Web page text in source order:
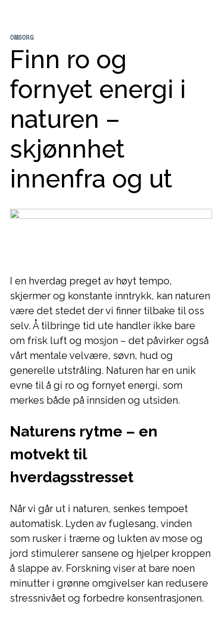
Finn ro og
fornyet energi i
naturen –
skjønnhet
innenfra og ut
OMSORG
I en hverdag preget av høyt tempo,
skjermer og konstante inntrykk, kan naturen
være det stedet der vi finner tilbake til oss
selv. Å tilbringe tid ute handler ikke bare
om frisk luft og mosjon – det påvirker også
vårt mentale velvære, søvn, hud og
generelle utstråling. Naturen har en unik
evne til å gi ro og fornyet energi, som
merkes både på innsiden og utsiden.
Naturens rytme – en
motvekt til
hverdagsstresset
Når vi går ut i naturen, senkes tempoet
automatisk. Lyden av fuglesang, vinden
som rusker i trærne og lukten av mose og
jord stimulerer sansene og hjelper kroppen
å slappe av. Forskning viser at bare noen
minutter i grønne omgivelser kan redusere
stressnivået og forbedre konsentrasjonen.